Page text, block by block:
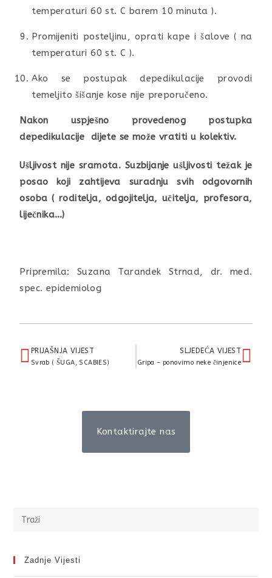
temperaturi 60 st. C barem 10 minuta ).
Promijeniti posteljinu, oprati kape i šalove ( na
temperaturi 60 st. C ).
Ako se postupak depedikulacije provodi
temeljito šišanje kose nije preporučeno.
Nakon uspješno provedenog postupka
depedikulacije dijete se može vratiti u kolektiv.
Ušljivost nije sramota. Suzbijanje ušljivosti težak je
posao koji zahtijeva suradnju svih odgovornih
osoba ( roditelja, odgojitelja, učitelja, profesora,
liječnika…)
Pripremila: Suzana Tarandek Strnad, dr. med.
spec. epidemiolog
PRIJAŠNJA VIJEST
Svrab ( ŠUGA, SCABIES)
SLJEDEĆA VIJEST
Gripa – ponovimo neke činjenice
Kontaktirajte nas
Zadnje Vijesti